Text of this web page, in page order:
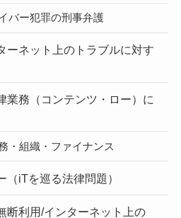
バー犯罪の刑事弁護
ーネット上のトラブルに対す
業務（コンテンツ・ロー）に
・組織・ファイナンス
iTを巡る法律問題）
断利用/インターネット上の